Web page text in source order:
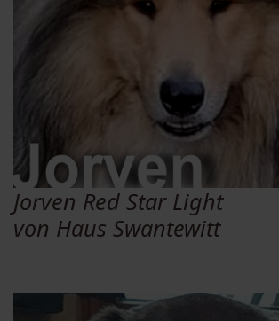
Jorven Red Star Light
von Haus Swantewitt